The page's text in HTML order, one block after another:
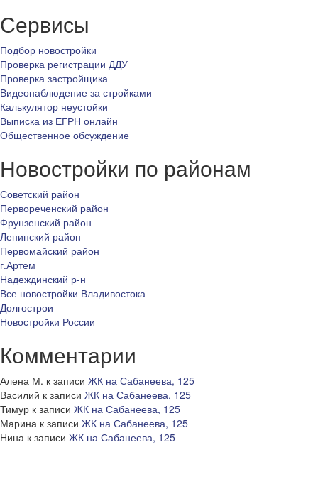
Сервисы
Подбор новостройки
Проверка регистрации ДДУ
Проверка застройщика
Видеонаблюдение за стройками
Калькулятор неустойки
Выписка из ЕГРН онлайн
Общественное обсуждение
Новостройки по районам
Советский район
Первореченский район
Фрунзенский район
Ленинский район
Первомайский район
г.Артем
Надеждинский р-н
Все новостройки Владивостока
Долгострои
Новостройки России
Комментарии
Алена М. к записи ЖК на Сабанеева, 125
Василий к записи ЖК на Сабанеева, 125
Тимур к записи ЖК на Сабанеева, 125
Марина к записи ЖК на Сабанеева, 125
Нина к записи ЖК на Сабанеева, 125